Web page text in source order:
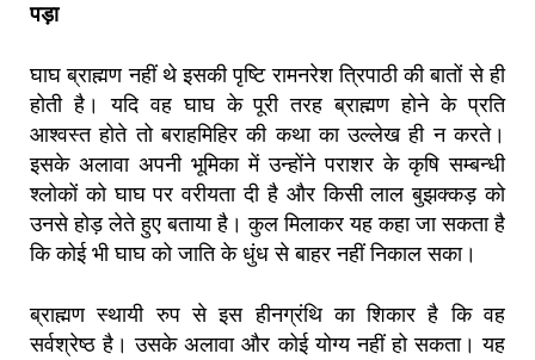
पड़ा
घाघ ब्राह्मण नहीं थे इसकी पृष्टि रामनरेश त्रिपाठी की बातों से ही
होती है। यदि वह घाघ के पूरी तरह ब्राह्मण होने के प्रति
आश्वस्त होते तो बराहमिहिर की कथा का उल्लेख ही न करते।
इसके अलावा अपनी भूमिका में उन्होंने पराशर के कृषि सम्बन्धी
श्लोकों को घाघ पर वरीयता दी है और किसी लाल बुझक्कड़ को
उनसे होड़ लेते हुए बताया है। कुल मिलाकर यह कहा जा सकता है
कि कोई भी घाघ को जाति के धुंध से बाहर नहीं निकाल सका।
ब्राह्मण स्थायी रुप से इस हीनग्रंथि का शिकार है कि वह
सर्वश्रेष्ठ है। उसके अलावा और कोई योग्य नहीं हो सकता। यह